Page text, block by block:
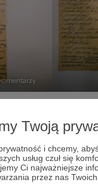
Twoją
i chcemy,
usług czuł się
Ci najważniejsze
przez nas
i patrzymy, jak
w których za chwilę
przed śmiercią, lecz
hitlerowskiej, bo na to
unikaty